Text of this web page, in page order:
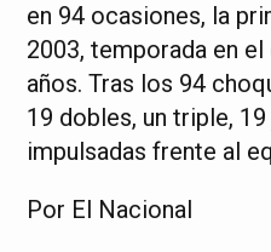
en 94 ocasiones, la
2003, temporada en
años. Tras los 94
19 dobles, un triple,
impulsadas frente al
Por El Nacional